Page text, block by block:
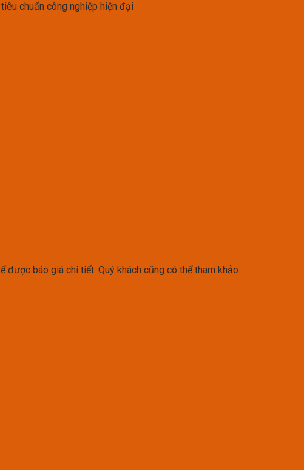
chuẩn công nghiệp hiện đại
được báo giá chi tiết. Quý khách cũng có thể tham khảo